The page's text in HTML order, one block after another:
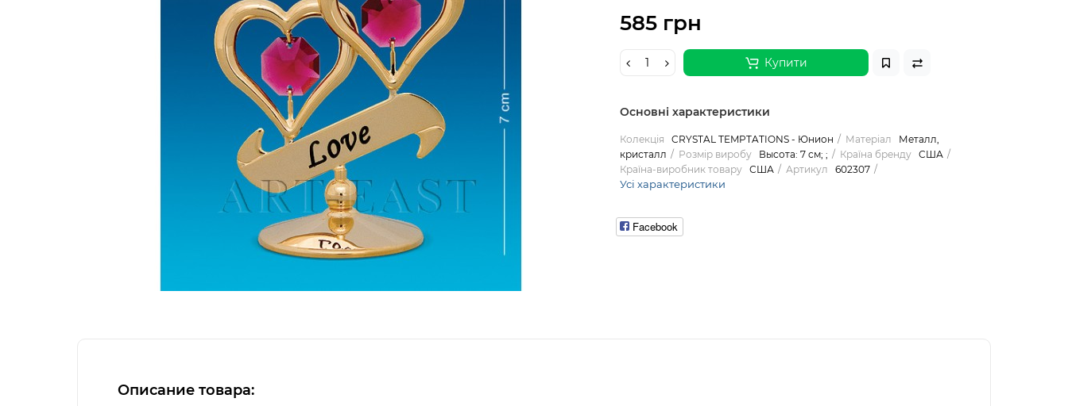
585 грн
Купити
Основні характеристики
Колекція CRYSTAL TEMPTATIONS - Юнион Матеріал
Металл,
кристалл
Розмір виробу Высота: 7 см; ; Країна бренду
США
Країна-виробник товару
США Артикул 602307
Усі характеристики
Facebook
Описание товара: